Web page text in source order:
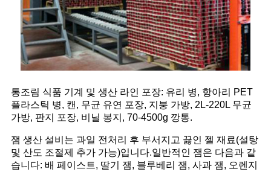
통조림 식품 기계 및 생산 라인 포장: 유리 병, 항아리 PET
플라스틱 병, 캔, 무균 유연 포장, 지붕 가방, 2L-220L 무균
가방, 판지 포장, 비닐 봉지, 70-4500g 깡통.
잼 생산 설비는 과일 전처리 후 부서지고 끓인 젤 재료(설탕
및 산도 조절제 추가 가능)입니다.일반적인 잼은 다음과 같
습니다: 배 페이스트, 딸기 잼, 블루베리 잼, 사과 잼, 오렌지